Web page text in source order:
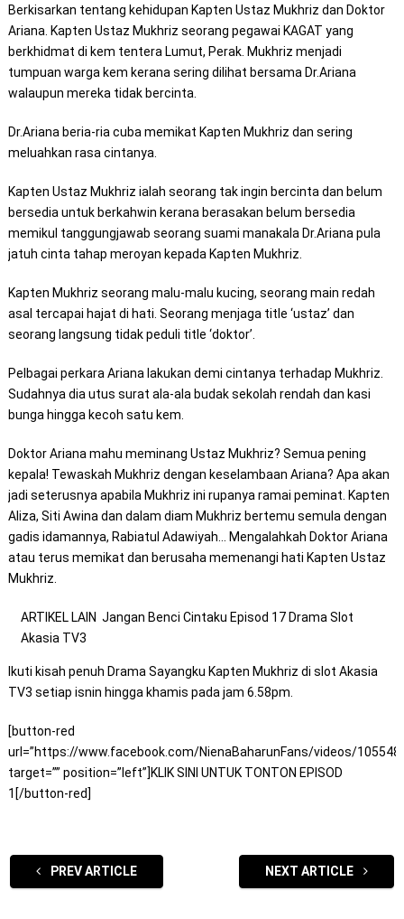
Berkisarkan tentang kehidupan Kapten Ustaz Mukhriz dan Doktor
Ariana. Kapten Ustaz Mukhriz seorang pegawai KAGAT yang
berkhidmat di kem tentera Lumut, Perak. Mukhriz menjadi
tumpuan warga kem kerana sering dilihat bersama Dr.Ariana
walaupun mereka tidak bercinta.
Dr.Ariana beria-ria cuba memikat Kapten Mukhriz dan sering
meluahkan rasa cintanya.
Kapten Ustaz Mukhriz ialah seorang tak ingin bercinta dan belum
bersedia untuk berkahwin kerana berasakan belum bersedia
memikul tanggungjawab seorang suami manakala Dr.Ariana pula
jatuh cinta tahap meroyan kepada Kapten Mukhriz.
Kapten Mukhriz seorang malu-malu kucing, seorang main redah
asal tercapai hajat di hati. Seorang menjaga title ‘ustaz’ dan
seorang langsung tidak peduli title ‘doktor’.
Pelbagai perkara Ariana lakukan demi cintanya terhadap Mukhriz.
Sudahnya dia utus surat ala-ala budak sekolah rendah dan kasi
bunga hingga kecoh satu kem.
Doktor Ariana mahu meminang Ustaz Mukhriz? Semua pening
kepala! Tewaskah Mukhriz dengan keselambaan Ariana? Apa akan
jadi seterusnya apabila Mukhriz ini rupanya ramai peminat. Kapten
Aliza, Siti Awina dan dalam diam Mukhriz bertemu semula dengan
gadis idamannya, Rabiatul Adawiyah… Mengalahkah Doktor Ariana
atau terus memikat dan berusaha memenangi hati Kapten Ustaz
Mukhriz.
ARTIKEL LAIN Jangan Benci Cintaku Episod 17 Drama Slot
Akasia TV3
Ikuti kisah penuh Drama Sayangku Kapten Mukhriz di slot Akasia
TV3 setiap isnin hingga khamis pada jam 6.58pm.
[button-red
url=”https://www.facebook.com/NienaBaharunFans/videos/
target=”” position=”left”]KLIK SINI UNTUK TONTON EPISOD
1[/button-red]
PREV ARTICLE NEXT ARTICLE